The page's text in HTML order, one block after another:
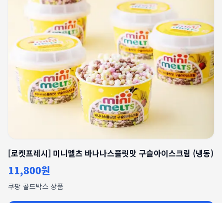
[로켓프레시] 미니멜츠 바나나스플릿맛 구슬아이스크림 (냉동)
11,800원
쿠팡 골드박스 상품